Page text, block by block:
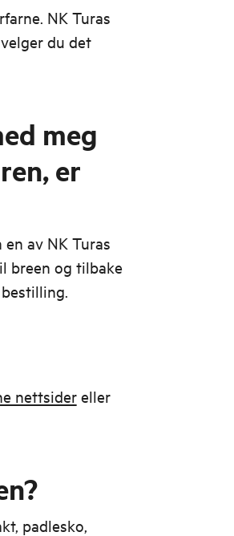
NK Turas
du det
meg
er
av NK Turas
breen og tilbake
nettsidereller
padlesko,